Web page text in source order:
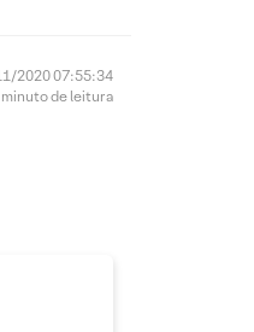
2020 07:55:34
minuto de leitura